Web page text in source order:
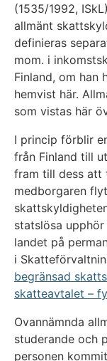
(1535/1992,
allmänt
definieras
mom. i
Finland, om han
hemvist här.
som vistas här
I princip förblir
från Finland till
fram till dess
medborgaren
statslösa
landet på
i
begränsad
skatteavtalet –
Ovannämnda
studerande och
personen